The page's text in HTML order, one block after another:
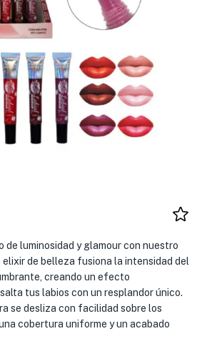
de luminosidad y glamour con nuestro
elixir de belleza fusiona la intensidad del
creando un efecto
tus labios con un resplandor único.
se desliza con facilidad sobre los
cobertura uniforme y un acabado